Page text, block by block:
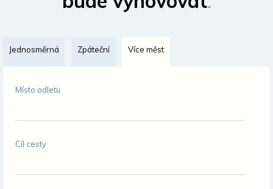
Jednosměrná Zpáteční Více měst
Místo odletu
Cíl cesty